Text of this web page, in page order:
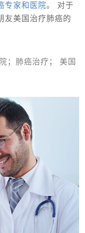
专家和医院。 对于
友美国治疗肺癌的
；肺癌治疗； 美国